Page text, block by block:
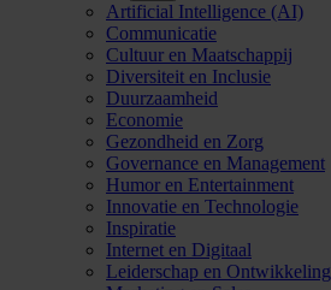
Artificial Intelligence (AI)
Communicatie
Cultuur en Maatschappij
Diversiteit en Inclusie
Duurzaamheid
Economie
Gezondheid en Zorg
Governance en Management
Humor en Entertainment
Innovatie en Technologie
Inspiratie
Internet en Digitaal
Leiderschap en Ontwikkeling